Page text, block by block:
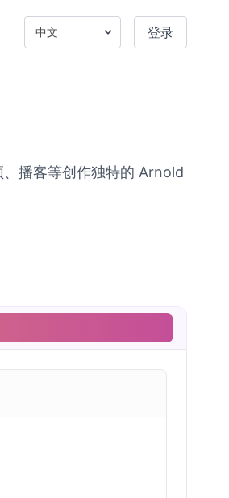
登录
播客等创作独特的 Arnold